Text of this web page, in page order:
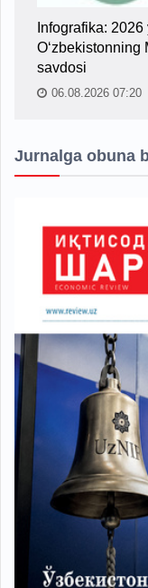
Infografika:
O‘zbekistonning
savdosi
06.08.2026 07:20
Jurnalga obuna